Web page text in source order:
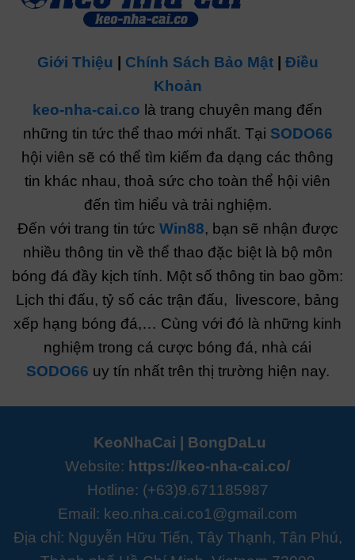
Giới Thiệu Chính Sách Bảo Mật| Điều
Khoản
keo-nha-cai.co là trang chuyên mang đến
những tin tức thể thao mới nhất. Tại SODO66
hội viên sẽ có thể tìm kiếm đa dạng các thông
tin khác nhau, thoả sức cho toàn thể hội viên
đến tìm hiểu và trải nghiệm.
Đến với trang tin tức Win88, bạn sẽ nhận được
nhiều thông tin về thể thao đặc biệt là bộ môn
bóng đá đầy kịch tính. Một số thông tin bao gồm:
Lịch thi đấu, tỷ số các trận đấu, livescore, bảng
xếp hạng bóng đá,… Cùng với đó là những kinh
nghiệm trong cá cược bóng đá, nhà cái
SODO66 uy tín nhất trên thị trường hiện nay.
KeoNhaCai | BongDaLu
Website: https://keo-nha-cai.co/
Hotline: (+63)9.671185987
Email: keo.nha.cai.co1@gmail.com
Địa chỉ: Nguyễn Hữu Tiến, Tây Thạnh, Tân Phú,